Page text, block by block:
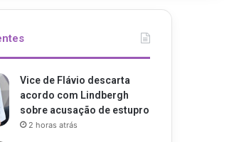
Vice de Flávio descarta
acordo com Lindbergh
sobre acusação de estupro
2 horas atrás